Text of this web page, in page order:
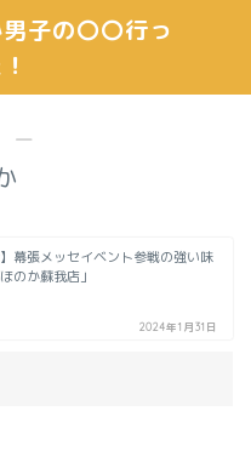
子の〇〇行っ
―
】幕張メッセイベント参戦の強い味
のか蘇我店」
2024年1月31日